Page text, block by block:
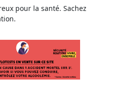
pour la santé. Sachez